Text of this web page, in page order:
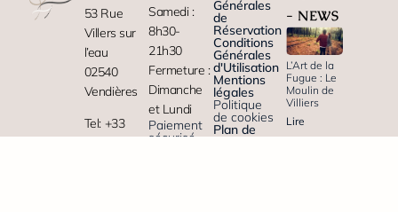
53 Rue
Villers sur
l’eau
02540
Vendières
Tel: +33
Samedi :
8h30-
21h30
Fermeture :
Dimanche
et Lundi
Paiement
sécurisé
Générales
de
Réservation
Conditions
Générales
d'Utilisation
Mentions
légales
Politique
de cookies
Plan de
site
- NEWS
L’Art de la
Fugue : Le
Moulin de
Villiers
Lire